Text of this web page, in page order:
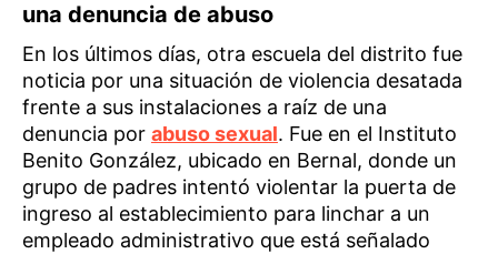
una denuncia de abuso
En los últimos días, otra escuela del distrito fue
noticia por una situación de violencia desatada
frente a sus instalaciones a raíz de una
denuncia por abuso sexual. Fue en el Instituto
Benito González, ubicado en Bernal, donde un
grupo de padres intentó violentar la puerta de
ingreso al establecimiento para linchar a un
empleado administrativo que está señalado